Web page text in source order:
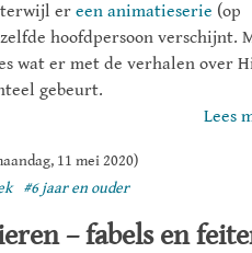
terwijl er een animatieserie (op
hoofdpersoon verschijnt.
wat er met de verhalen over
gebeurt.
Lees
11 mei 2020)
#6 jaar en ouder
– fabels en